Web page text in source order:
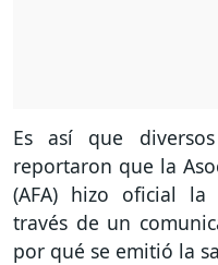
Es así que
reportaron que la
(AFA) hizo oficial la
través de un
por qué se emitió la